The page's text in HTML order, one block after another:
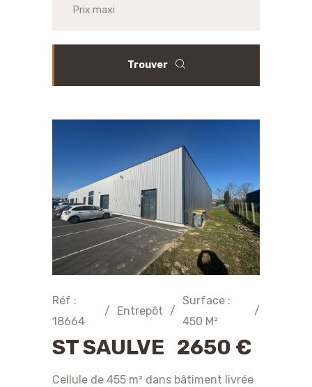
Réf :
18664
/ Entrepôt /
Surface :
450 M²
/
ST SAULVE 2650 €
Cellule de 455 m² dans bâtiment livrée
Trouver